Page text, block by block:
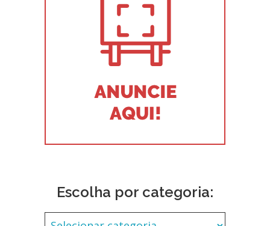
Escolha por categoria: